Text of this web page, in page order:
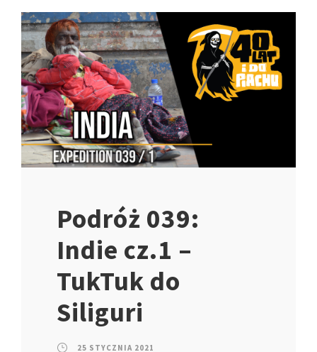
Podróż 039:
Indie cz.1 –
TukTuk do
Siliguri
25 STYCZNIA 2021